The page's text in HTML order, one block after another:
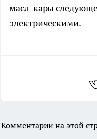
масл-кары
электрическими.
Комментарии на этой